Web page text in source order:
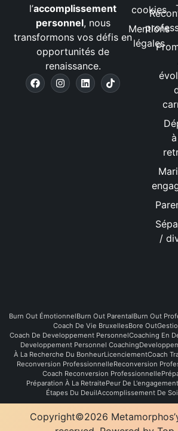
l’accomplissement
personnel, nous
transformons vos défis en
opportunités de
renaissance.
cookies
Mentions
légales
/
Burn Out ÉmotionnelBurn Out ParentalBurn Out
Coach De Vie BruxellesBore Out
Coach De Developpement PersonnelCoaching En
Developpement Personnel Coaching
À La Recherche Du BonheurLicenciementCoach
Reconversion ProfessionnelleReconversion
Coach Reconversion Professionnelle
Préparation À La RetraitePeur De L'engagement
Étapes Du DeuilAccomplissement De Soi
Copyright©2026